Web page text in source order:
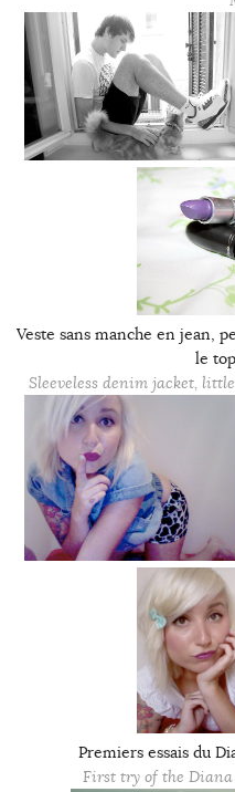
Veste sans manche en jean,
le
Sleeveless denim jacket,
Premiers essais du
First try of the